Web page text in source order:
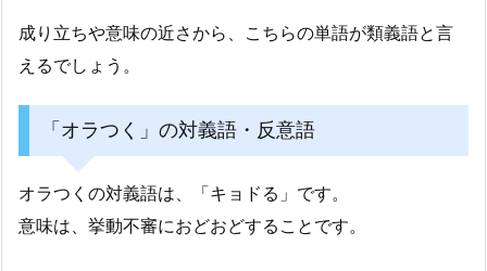
成り立ちや意味の近さから、こちらの単語が類義語と言
えるでしょう。
「オラつく」の対義語・反意語
オラつくの対義語は、「キョドる」です。
意味は、挙動不審におどおどすることです。